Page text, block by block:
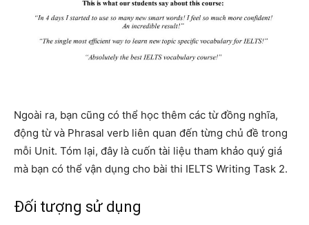
Ngoài ra, bạn cũng có thể học thêm các từ đồng nghĩa,
động từ và Phrasal verb liên quan đến từng chủ đề trong
mỗi Unit. Tóm lại, đây là cuốn tài liệu tham khảo quý giá
mà bạn có thể vận dụng cho bài thi IELTS Writing Task 2.
Đối tượng sử dụng